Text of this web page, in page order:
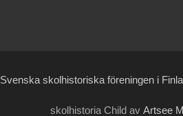
Svenska skolhistoriska föreningen i
skolhistoria Child av Artsee